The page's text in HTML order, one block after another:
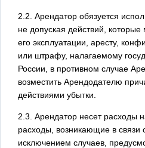
2.2. Арендатор обязуется
не допуская действий, которые
его эксплуатации, аресту,
или штрафу, налагаемому
России, в противном случае
возместить Арендодателю
действиями убытки.
2.3. Арендатор несет расходы
расходы, возникающие в связи
исключением случаев,